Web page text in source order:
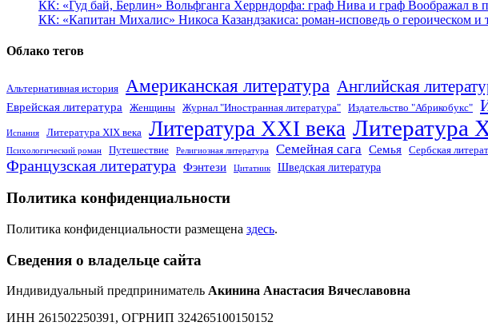
КК: «Гуд бай, Берлин» Вольфганга Херрндорфа: граф Нива и граф Воображал в
КК: «Капитан Михалис» Никоса Казандзакиса: роман-исповедь о героическом и
Облако тегов
Альтернативная история Американская литература Английская
Еврейская литература Женщины Журнал "Иностранная литература" Издательство "Абрикобукс"
Испания Литература XIX века Литература XXI века Литература
Психологический роман Путешествие Религиозная литература Семейная сага Семья Сербская
Французская литература Фэнтези Цитатник Шведская литература
Политика конфиденциальности
Политика конфиденциальности размещена здесь.
Сведения о владельце сайта
Индивидуальный предприниматель Акинина Анастасия Вячеславовна
ИНН 261502250391, ОГРНИП 324265100150152